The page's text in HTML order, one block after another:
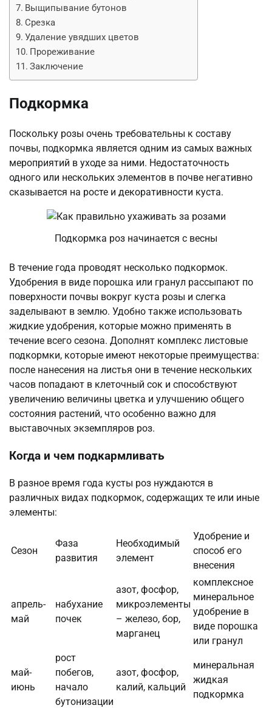
Выщипывание бутонов
Срезка
Удаление увядших цветов
Прореживание
Заключение
Подкормка
Поскольку розы очень требовательны к составу
почвы, подкормка является одним из самых важных
мероприятий в уходе за ними. Недостаточность
одного или нескольких элементов в почве негативно
сказывается на росте и декоративности куста.
Подкормка роз начинается с весны
В течение года проводят несколько подкормок.
Удобрения в виде порошка или гранул рассыпают по
поверхности почвы вокруг куста розы и слегка
заделывают в землю. Удобно также использовать
жидкие удобрения, которые можно применять в
течение всего сезона. Дополнят комплекс листовые
подкормки, которые имеют некоторые преимущества:
после нанесения на листья они в течение нескольких
часов попадают в клеточный сок и способствуют
увеличению величины цветка и улучшению общего
состояния растений, что особенно важно для
выставочных экземпляров роз.
Когда и чем подкармливать
В разное время года кусты роз нуждаются в
различных видах подкормок, содержащих те или иные
элементы:
Сезон
Фаза
развития
Необходимый
элемент
Удобрение и
способ его
внесения
апрель-
май
набухание
почек
азот, фосфор,
микроэлементы
– железо, бор,
марганец
комплексное
минеральное
удобрение в
виде порошка
или гранул
май-
июнь
рост
побегов,
начало
бутонизации
азот, фосфор,
калий, кальций
минеральная
жидкая
подкормка